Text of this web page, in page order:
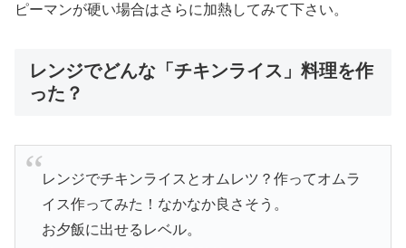
ピーマンが硬い場合はさらに加熱してみて下さい。
レンジでどんな「チキンライス」料理を作
った？
レンジでチキンライスとオムレツ？作ってオムラ
イス作ってみた！なかなか良さそう。
お夕飯に出せるレベル。